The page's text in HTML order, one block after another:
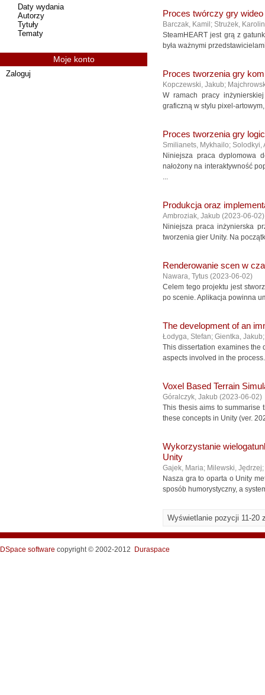
Proces twórczy gry
Barczak, Kamil ; Strużek,
SteamHEART jest grą z
była ważnymi
Proces tworzenia gry
Kopczewski, Jakub;
W ramach pracy
graficzną w stylu pixel-
Proces tworzenia gry
Smilianets, Mykhailo; Solodkyi,
Niniejsza praca dyplomowa
nałożony na interaktywność
...
Produkcja oraz
Ambroziak, Jakub (2023-06-02)
Niniejsza praca inżynierska
tworzenia gier Unity. Na
Renderowanie scen w
Nawara, Tytus (2023-06-02)
Celem tego projektu jest
po scenie. Aplikacja powinna
The development of an
Łodyga, Stefan; Gientka, Jakub
This dissertation examines the
aspects involved in the
Voxel Based Terrain
Góralczyk, Jakub (2023-06-02)
This thesis aims to summarise
these concepts in Unity (ver.
Wykorzystanie
Unity
Gajek, Maria; Milewski, Jędrzej;
Nasza gra to oparta o Unity
sposób humorystyczny, a
Wyświetlanie pozycji 11-20
Daty wydania
Autorzy
Tytuły
Tematy
Moje konto
Zaloguj
DSpace software copyright © 2002-2012 Duraspace